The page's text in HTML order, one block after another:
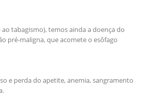
tabagismo), temos ainda a doença do
pré-maligna, que acomete o esôfago
e perda do apetite, anemia, sangramento